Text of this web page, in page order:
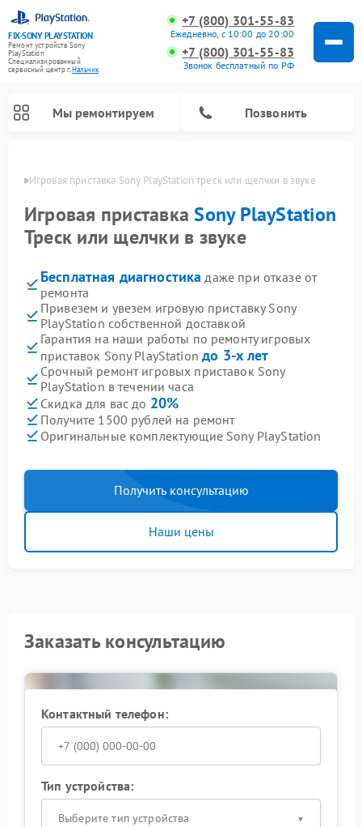
FIX-SONY PLAYSTATION
Ремонт устройств Sony
PlayStation
Специализированный
cервисный центр г.Нальчик
+7 (800) 301-55-83
Ежедневно, с 10:00 до 20:00
+7 (800) 301-55-83
Звонок бесплатный по РФ
Мы ремонтируем Позвонить
Игровая приставка Sony PlayStation треск или щелчки в звуке
Игровая приставкаSony PlayStation
Треск или щелчки в звуке
Бесплатная диагностика даже при отказе от
ремонта
Привезем и увезем игровую приставку Sony
PlayStation собственной доставкой
Гарантия на наши работы по ремонту игровых
приставок Sony PlayStationдо 3-х лет
Срочный ремонт игровых приставок Sony
PlayStation в течении часа
Скидка для вас до 20%
Получите 1500 рублей на ремонт
Оригинальные комплектующие Sony PlayStation
Получить консультацию
Наши цены
Заказать консультацию
Контактный телефон:
Тип устройства:
Выберите тип устройства